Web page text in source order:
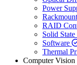
Power
RAID
Solid
Software
Thermal
Computer